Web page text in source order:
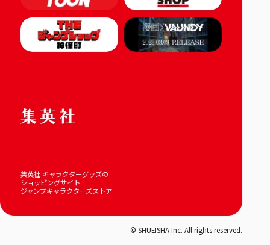
集英社 キャラクターグッズの
ショッピングサイト
ジャンプキャラクターズストア
© SHUEISHA Inc. All rights reserved.